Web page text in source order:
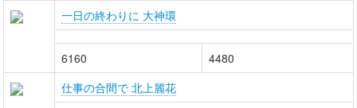
一日の終わりに 大神環
6160
4480
仕事の合間で 北上麗花